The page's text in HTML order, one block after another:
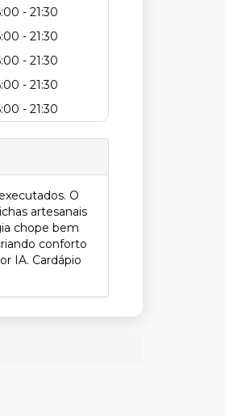
- 21:30
- 21:30
- 21:30
- 21:30
- 21:30
O
artesanais
chope bem
conforto
IA. Cardápio